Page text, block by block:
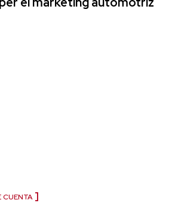
CUENTA